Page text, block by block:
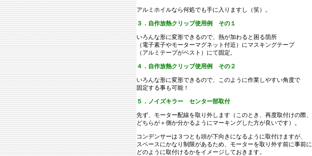
アルミホイルなら何処でも手に入りますし（笑）。
３．自作放熱クリップ使用例 その１
いろんな形に変形できるので、熱が加わると困る箇所
（電子素子やモーターマグネット付近）にマスキングテープ
（アルミテープがベスト）にて固定。
４．自作放熱クリップ使用例 その２
いろんな形に変形できるので、このように作業しやすい角度で
固定する事も可能！
５．ノイズキラー センター部取付
先ず、モーター配線を取り外します（このとき、再度取付けの際、
どちらが＋側か分かるようにマーキングした方が良いです）。
コンデンサーは３つとも頭が下向きになるように取付けますが、
スペースにかなり制限があるため、モーターを取り外す前に事前に
どのように取付けるかをイメージしておきます。